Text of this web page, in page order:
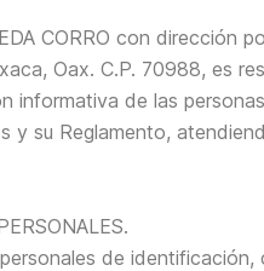
CORRO con dirección
Oax. C.P. 70988, es
informativa de las
y su Reglamento,
de